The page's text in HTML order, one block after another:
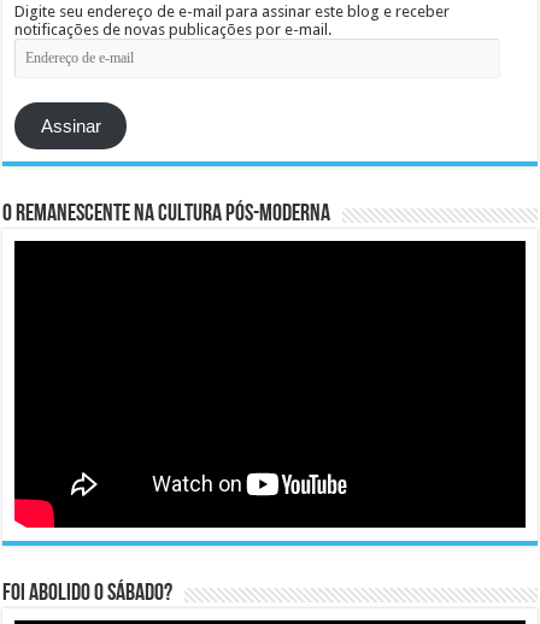
Digite seu endereço de e-mail para assinar este blog e receber
notificações de novas publicações por e-mail.
Endereço
de
mail
Assinar
O remanescente na cultura pós-moderna
Foi abolido o sábado?